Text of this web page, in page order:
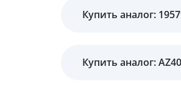
Купить аналог:
Купить аналог: